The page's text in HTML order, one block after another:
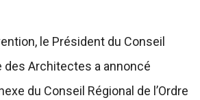
le Président du Conseil
des Architectes a annoncé
du Conseil Régional de l’Ordre